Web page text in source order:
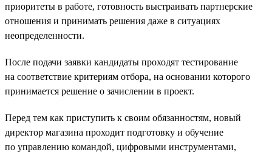
приоритеты в работе, готовность выстраивать партнерские
отношения и принимать решения даже в ситуациях
неопределенности.
После подачи заявки кандидаты проходят тестирование
на соответствие критериям отбора, на основании которого
принимается решение о зачислении в проект.
Перед тем как приступить к своим обязанностям, новый
директор магазина проходит подготовку и обучение
по управлению командой, цифровыми инструментами,